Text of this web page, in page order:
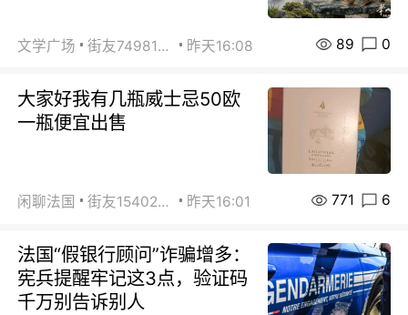
文学广场 街友74981146 昨天16:08 89 0
大家好我有几瓶威士忌50欧
一瓶便宜出售
闲聊法国 街友15402223 昨天16:01 771 6
法国“假银行顾问”诈骗增多：
宪兵提醒牢记这3点，验证码
千万别告诉别人